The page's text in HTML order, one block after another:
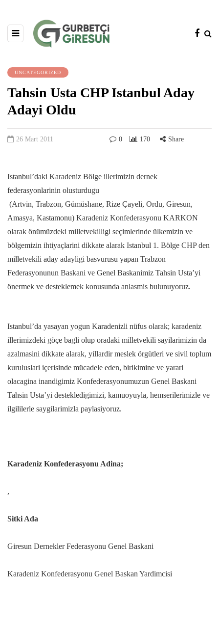
UNCATEGORIZED
Tahsin Usta CHP Istanbul Aday
Adayi Oldu
26 Mart 2011 0 170 Share
Istanbul’daki Karadeniz Bölge illerimizin dernek
federasyonlarinin olusturdugu
(Artvin, Trabzon, Gümüshane, Rize Çayeli, Ordu, Giresun,
Amasya, Kastamonu) Karadeniz Konfederasyonu KARKON
olarak önümüzdeki milletvekilligi seçimlerinde ülkemizin ve
bölgemizin ihtiyaçlarini dikkate alarak Istanbul 1. Bölge CHP den
milletvekili aday adayligi basvurusu yapan Trabzon
Federasyonunun Baskani ve Genel Baskanimiz Tahsin Usta’yi
önermek ve desteklemek konusunda anlasmis bulunuyoruz.
Istanbul’da yasayan yogun Karadenizli nüfus olarak; karadeniz
illerimizdeki göçe bagli olup oradaki milletvekili sayilarimizin da
azalmasini dikkate alarak, yillardir meslek örgütleri ve sivil toplum
kuruluslari içerisinde mücadele eden, birikimine ve yarari
olacagina inandigimiz Konfederasyonumuzun Genel Baskani
Tahsin Usta’yi destekledigimizi, kamuoyuyla, hemserilerimizle ve
ilgililerle saygilarimizla paylasiyoruz.
Karadeniz Konfederasyonu Adina;
,
Sitki Ada
Giresun Dernekler Federasyonu Genel Baskani
Karadeniz Konfederasyonu Genel Baskan Yardimcisi